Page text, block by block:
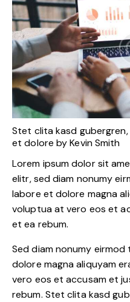
Stet clita kasd
et dolore byKevin Smith
Lorem ipsum dolor sit
elitr, sed diam nonumy
labore et dolore magna
voluptua at vero eos et
et ea rebum.
Sed diam nonumy
dolore magna aliquyam
vero eos et accusam et
rebum. Stet clita kasd